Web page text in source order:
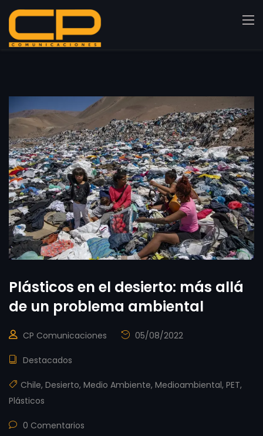
Plásticos en el desierto: más allá
de un problema ambiental
CP Comunicaciones 05/08/2022
Destacados
Chile, Desierto, Medio Ambiente, Medioambiental, PET,
Plásticos
0 Comentarios